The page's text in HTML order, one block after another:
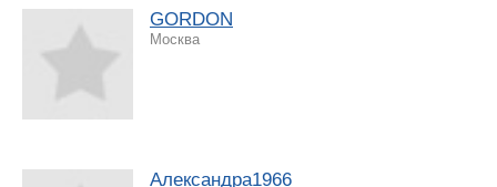
GORDON
Москва
Александра1966